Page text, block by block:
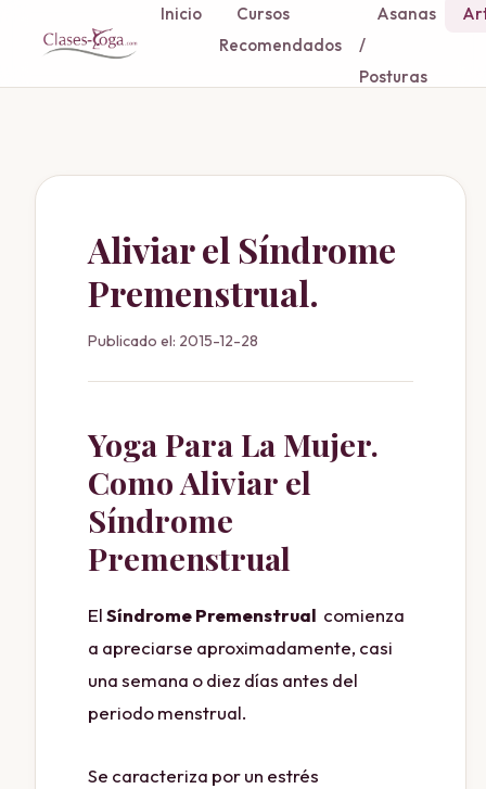
Inicio
Cursos
Recomendados
Asanas
/
Posturas
Aliviar el Síndrome
Premenstrual.
Publicado el: 2015-12-28
Yoga Para La Mujer.
Como Aliviar el
Síndrome
Premenstrual
ElSíndrome Premenstrual comienza
a apreciarse aproximadamente, casi
una semana o diez días antes del
periodo menstrual.
Se caracteriza por un estrés